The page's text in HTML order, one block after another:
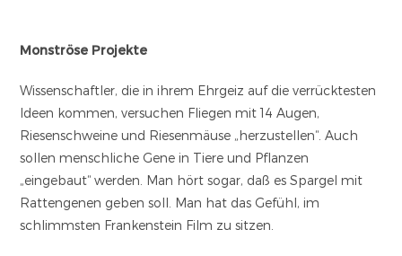
Monströse Projekte
Wissenschaftler, die in ihrem Ehrgeiz auf die verrücktesten
Ideen kommen, versuchen Fliegen mit 14 Augen,
Riesenschweine und Riesenmäuse „herzustellen“. Auch
sollen menschliche Gene in Tiere und Pflanzen
„eingebaut“ werden. Man hört sogar, daß es Spargel mit
Rattengenen geben soll. Man hat das Gefühl, im
schlimmsten Frankenstein Film zu sitzen.